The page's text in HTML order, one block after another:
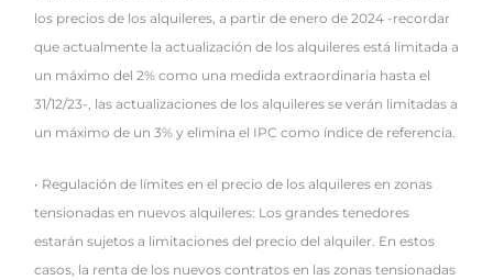
los precios de los alquileres, a partir de enero de 2024 -recordar
que actualmente la actualización de los alquileres está limitada a
un máximo del 2% como una medida extraordinaria hasta el
31/12/23-, las actualizaciones de los alquileres se verán limitadas a
un máximo de un 3% y elimina el IPC como índice de referencia.
• Regulación de límites en el precio de los alquileres en zonas
tensionadas en nuevos alquileres: Los grandes tenedores
estarán sujetos a limitaciones del precio del alquiler. En estos
casos, la renta de los nuevos contratos en las zonas tensionadas